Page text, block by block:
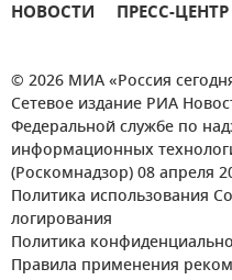
НОВОСТИ ПРЕСС-ЦЕНТР
© 2026 МИА «Россия
Сетевое издание РИА
Федеральной службе по
информационных
(Роскомнадзор) 08 апреля
Политика использования
логирования
Политика
Правила применения